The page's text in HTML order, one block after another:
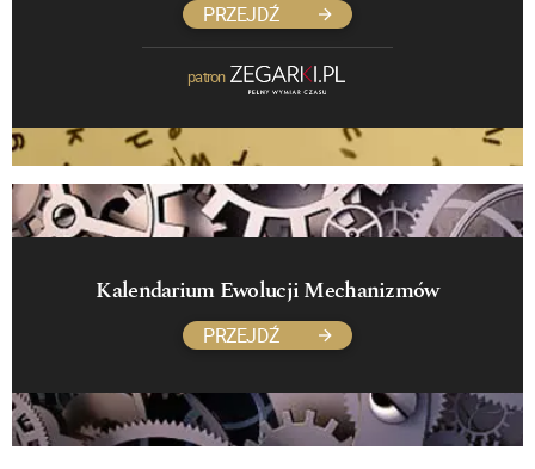
PRZEJDŹ
patron
Kalendarium Ewolucji Mechanizmów
PRZEJDŹ